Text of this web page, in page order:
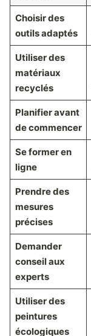
Choisir des
outils adaptés
Utiliser des
matériaux
recyclés
Planifier avant
de commencer
Se former en
ligne
Prendre des
mesures
précises
Demander
conseil aux
experts
Utiliser des
peintures
écologiques